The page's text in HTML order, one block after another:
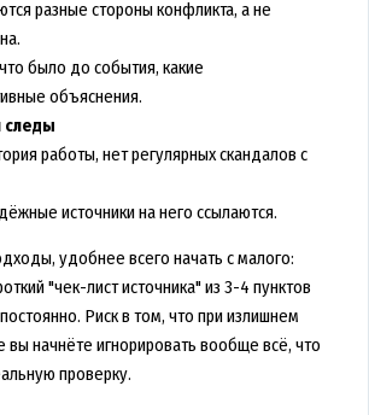
разные стороны конфликта, а не
было до события, какие
объяснения.
следы
работы, нет регулярных скандалов с
источники на него ссылаются.
удобнее всего начать с малого:
"чек-лист источника" из 3-4 пунктов
Риск в том, что при излишнем
начнёте игнорировать вообще всё, что
проверку.